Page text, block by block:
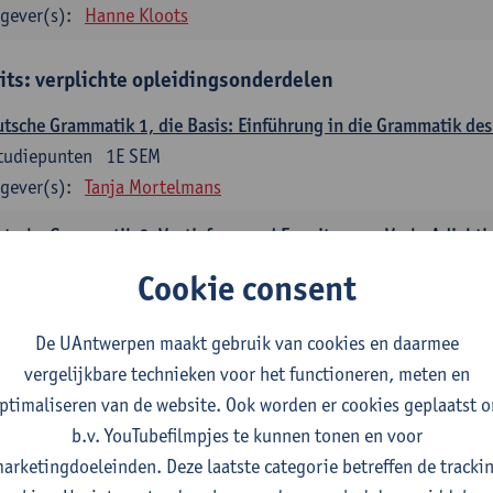
Hanne Kloots
verplichte opleidingsonderdelen
Grammatik 1, die Basis: Einführung in die Grammatik
1E SEM
Tanja Mortelmans
Grammatik 2, Vertiefung und Erweiterung: Verb,
Tanja Mortelmans
Sprachbeherrschung 1
1E/2E SEM
studiepunten
Tanja Mortelmans Alex Haider
und Gesellschaft im deutschsprachigen Raum
1E/2E SEM
studiepunten
Cookie consent
De UAntwerpen maakt gebruik van cookies en daarmee
vergelijkbare technieken voor het functioneren, meten en
van de website. Ook worden er cookies geplaatst
b.v. YouTubefilmpjes te kunnen tonen en voor
Deze laatste categorie betreffen de